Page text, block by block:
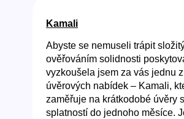
Kamali
Abyste se nemuseli trápit
ověřováním solidnosti
vyzkoušela jsem za vás jednu z
úvěrových nabídek – Kamali,
zaměřuje na krátkodobé úvěry
splatností do jednoho měsíce.